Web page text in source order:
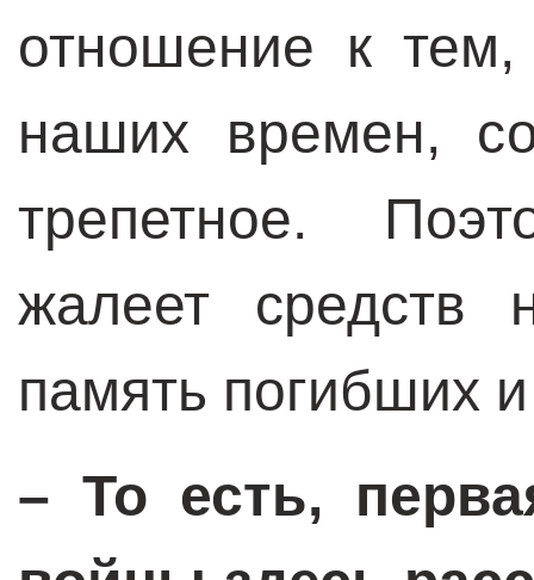
отношение к
наших времен,
трепетное.
жалеет средств
память погибших
– То есть,